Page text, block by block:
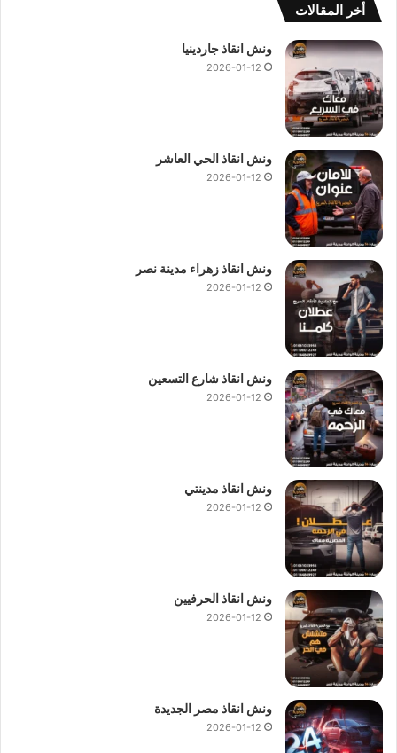
أخر المقالات
ونش انقاذ جاردينيا
2026-01-12
ونش انقاذ الحي العاشر
2026-01-12
ونش انقاذ زهراء مدينة نصر
2026-01-12
ونش انقاذ شارع التسعين
2026-01-12
ونش انقاذ مدينتي
2026-01-12
ونش انقاذ الحرفيين
2026-01-12
ونش انقاذ مصر الجديدة
2026-01-12